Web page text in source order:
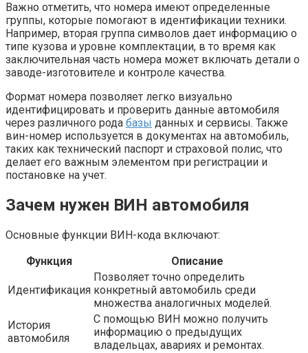
Важно отметить, что номера имеют определенные
группы, которые помогают в идентификации техники.
Например, вторая группа символов дает информацию о
типе кузова и уровне комплектации, в то время как
заключительная часть номера может включать детали о
заводе-изготовителе и контроле качества.
Формат номера позволяет легко визуально
идентифицировать и проверить данные автомобиля
через различного рода базы данных и сервисы. Также
вин-номер используется в документах на автомобиль,
таких как технический паспорт и страховой полис, что
делает его важным элементом при регистрации и
постановке на учет.
Зачем нужен ВИН автомобиля
Основные функции ВИН-кода включают:
Функция
Описание
Идентификация
Позволяет точно определить
конкретный автомобиль среди
множества аналогичных моделей.
История
автомобиля
С помощью ВИН можно получить
информацию о предыдущих
владельцах, авариях и ремонтах.